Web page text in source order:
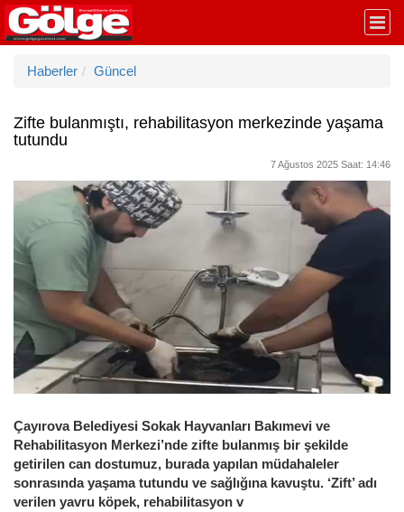
Haberler Güncel
Zifte bulanmıştı, rehabilitasyon merkezinde yaşama
tutundu
7 Ağustos 2025 Saat: 14:46
Çayırova Belediyesi Sokak Hayvanları Bakımevi ve
Rehabilitasyon Merkezi’nde zifte bulanmış bir şekilde
getirilen can dostumuz, burada yapılan müdahaleler
sonrasında yaşama tutundu ve sağlığına kavuştu. ‘Zift’ adı
verilen yavru köpek, rehabilitasyon v